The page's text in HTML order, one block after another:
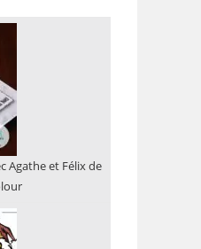
Agathe et Félix de